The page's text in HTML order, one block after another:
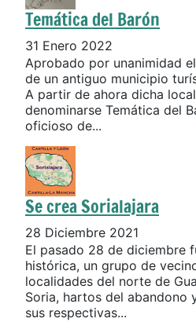
Temática del Barón
31 Enero 2022
Aprobado por unanimidad
de un antiguo municipio
A partir de ahora dicha
denominarse Temática del
oficioso de...
Se crea Sorialajara
28 Diciembre 2021
El pasado 28 de diciembre
histórica, un grupo de
localidades del norte de
Soria, hartos del abandono
sus respectivas...